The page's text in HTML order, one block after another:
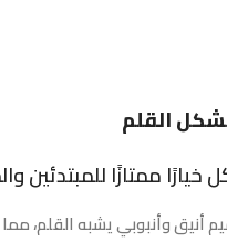
خيارًا ممتازًا
أنيق وأنبوبي يشبه القلم،